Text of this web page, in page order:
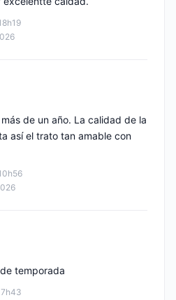
de un año. La calidad de la
así el trato tan amable con
temporada